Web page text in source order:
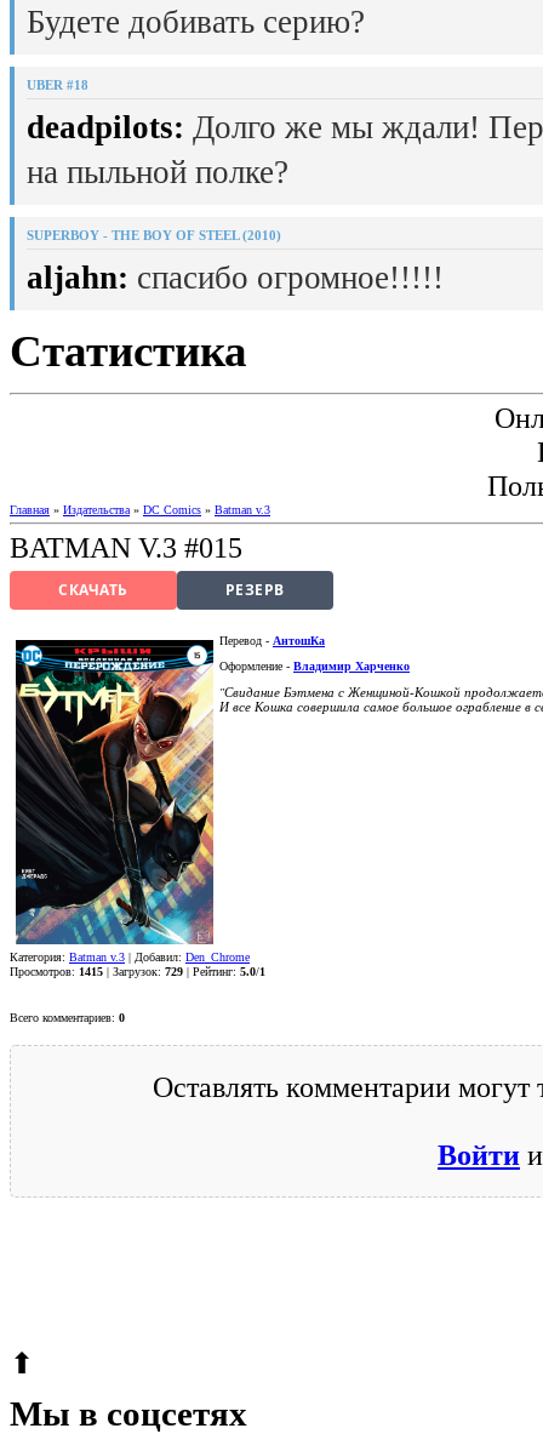
Будете добивать серию?
UBER #18
deadpilots: Долго же мы ждали!
на пыльной полке?
SUPERBOY - THE BOY OF STEEL (2010)
aljahn: спасибо огромное!!!!!
Статистика
Главная » Издательства » DC Comics » Batman v.3
BATMAN V.3 #015
СКАЧАТЬ РЕЗЕРВ
Перевод - АнтошКа
Оформление - Владимир Харченко
"Свидание Бэтмена с Женщиной-Кошкой
И все Кошка совершила самое большое ограбление в
Категория: Batman v.3 | Добавил: Den_Chrome
Просмотров: 1415 | Загрузок: 729 | Рейтинг: 5.0/1
Всего комментариев: 0
Оставлять комментарии могут
Войти
⬆
Мы в соцсетях